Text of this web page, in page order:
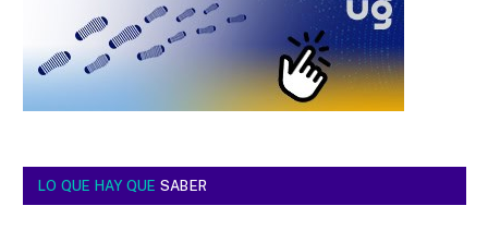
LO QUE HAY QUE SABER